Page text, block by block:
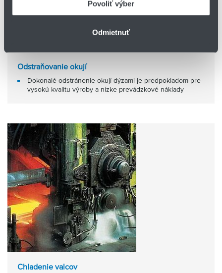
Povoliť výber
Odmietnuť
Odstraňovanie okují
Dokonalé odstránenie okují dýzami je predpokladom pre
vysokú kvalitu výroby a nízke prevádzkové náklady
Chladenie valcov